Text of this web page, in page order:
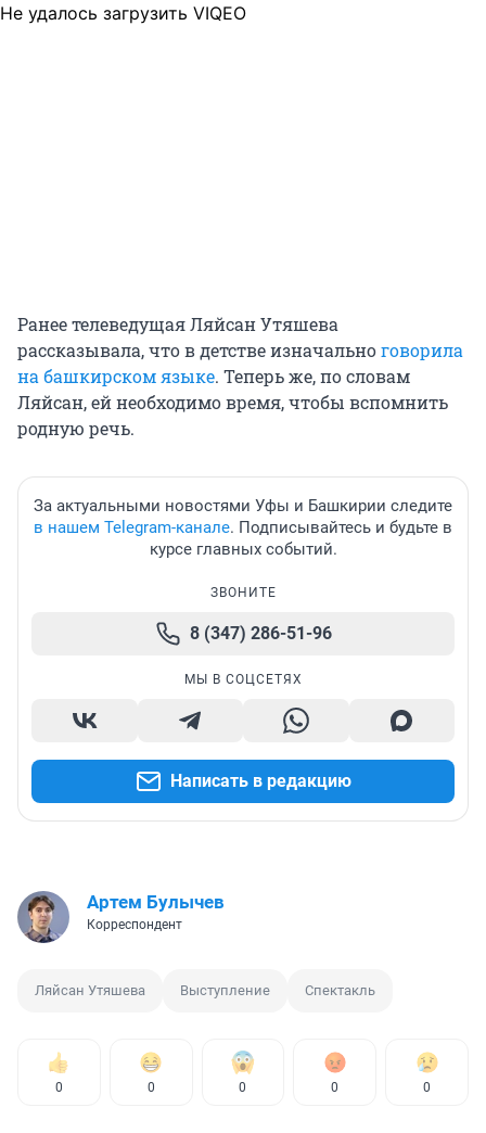
Не удалось загрузить VIQEO
Ранее телеведущая Ляйсан Утяшева
рассказывала, что в детстве изначальноговорила
на башкирском языке. Теперь же, по словам
Ляйсан, ей необходимо время, чтобы вспомнить
родную речь.
За актуальными новостями Уфы и Башкирии следите
в нашем Telegram-канале. Подписывайтесь и будьте в
курсе главных событий.
ЗВОНИТЕ
8 (347) 286-51-96
МЫ В СОЦСЕТЯХ
Написать в редакцию
Артем Булычев
Корреспондент
Ляйсан Утяшева Выступление Спектакль
0 0 0 0 0